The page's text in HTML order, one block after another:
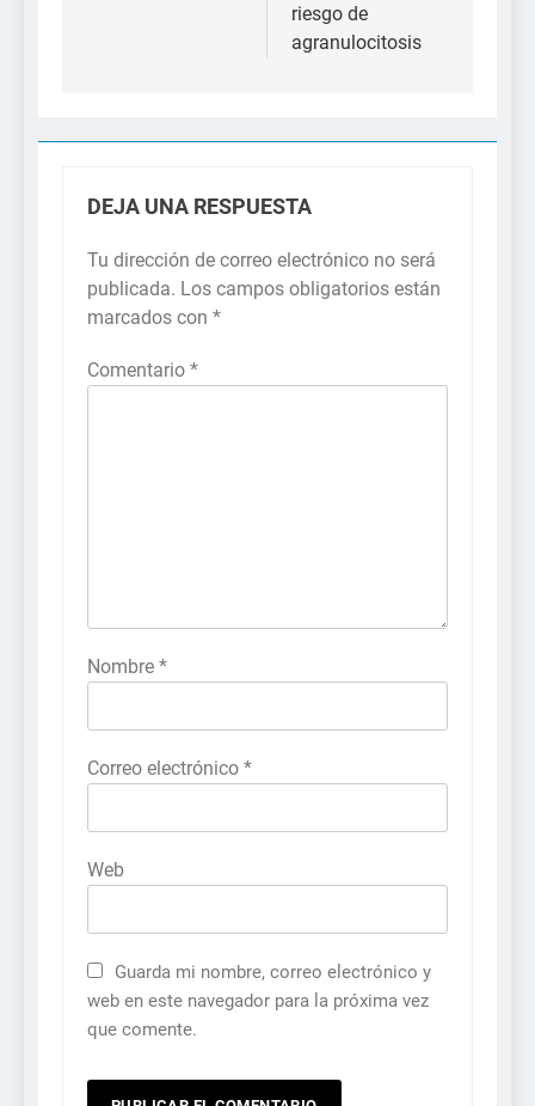
riesgo de
agranulocitosis
DEJA UNA RESPUESTA
Tu dirección de correo electrónico no será
publicada. Los campos obligatorios están
marcados con *
Comentario *
Nombre *
Correo electrónico *
Web
Guarda mi nombre, correo electrónico y
web en este navegador para la próxima vez
que comente.